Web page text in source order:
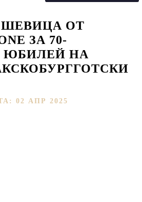
ОТ
ЗА 70-
НА
02 АПР 2025